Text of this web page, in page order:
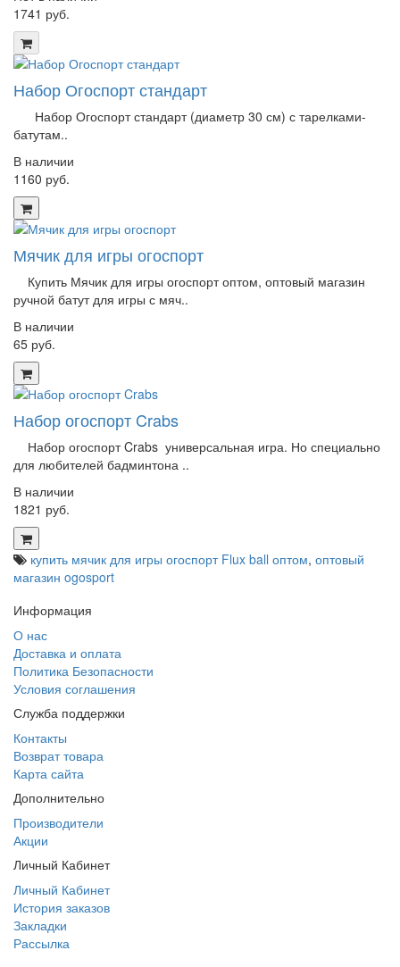
1741 руб.
Набор Огоспорт стандарт
Набор Огоспорт стандарт (диаметр 30 см) с тарелками-
батутам..
В наличии
1160 руб.
Мячик для игры огоспорт
Купить Мячик для игры огоспорт оптом, оптовый магазин
ручной батут для игры с мяч..
В наличии
65 руб.
Набор огоспорт Crabs
Набор огоспорт Crabs универсальная игра. Но специально
для любителей бадминтона ..
В наличии
1821 руб.
купить мячик для игры огоспорт Flux ball оптом, оптовый
магазин ogosport
Информация
О нас
Доставка и оплата
Политика Безопасности
Условия соглашения
Служба поддержки
Контакты
Возврат товара
Карта сайта
Дополнительно
Производители
Акции
Личный Кабинет
Личный Кабинет
История заказов
Закладки
Рассылка